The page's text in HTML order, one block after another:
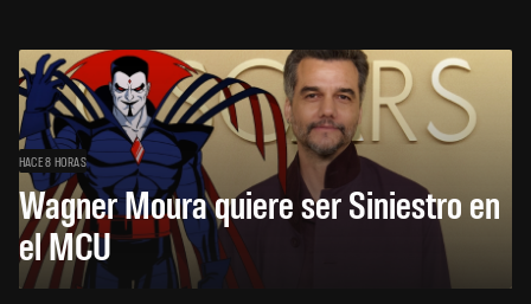
HACE 8 HORAS
Wagner Moura quiere ser Siniestro en
el MCU